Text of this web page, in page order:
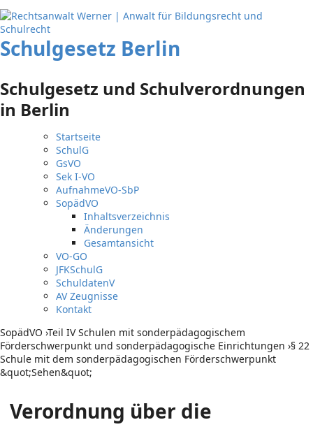
Schulgesetz Berlin
Schulgesetz und Schulverordnungen
in Berlin
Startseite
SchulG
GsVO
Sek I-VO
AufnahmeVO-SbP
SopädVO
Inhaltsverzeichnis
Änderungen
Gesamtansicht
VO-GO
JFKSchulG
SchuldatenV
AV Zeugnisse
Kontakt
SopädVO ›Teil IV Schulen mit sonderpädagogischem
Förderschwerpunkt und sonderpädagogische Einrichtungen ›§ 22
Schule mit dem sonderpädagogischen Förderschwerpunkt
&quot;Sehen&quot;
Verordnung über die